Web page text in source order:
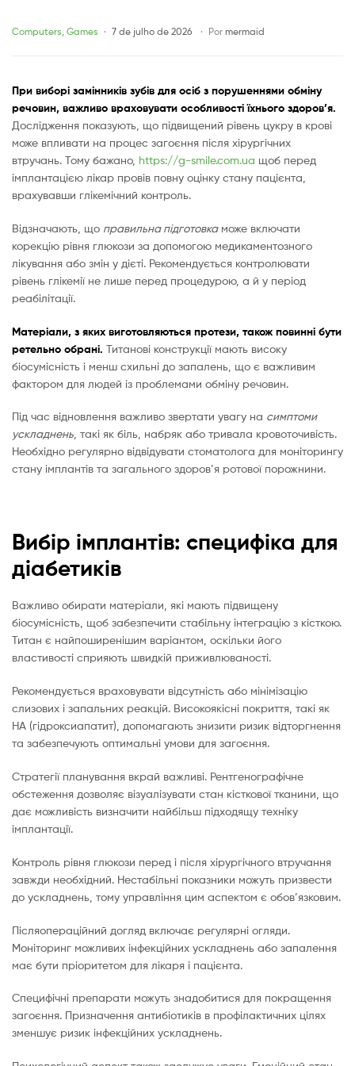
цукровим
нові
можливості
Categories
Computers, Games 7 de julho de 2026 Por mermaid
При виборі замінників зубів для осіб з порушеннями обміну
речовин, важливо враховувати особливості їхнього здоров’я.
Дослідження показують, що підвищений рівень цукру в крові
може впливати на процес загоєння після хірургічних
втручань. Тому бажано, https://g-smile.com.ua щоб перед
імплантацією лікар провів повну оцінку стану пацієнта,
врахувавши глікемічний контроль.
Відзначають, що правильна підготовкаможе включати
корекцію рівня глюкози за допомогою медикаментозного
лікування або змін у дієті. Рекомендується контролювати
рівень глікемії не лише перед процедурою, а й у період
реабілітації.
Матеріали, з яких виготовляються протези, також повинні бути
ретельно обрані. Титанові конструкції мають високу
біосумісність і менш схильні до запалень, що є важливим
фактором для людей із проблемами обміну речовин.
Під час відновлення важливо звертати увагу на симптоми
ускладнень , такі як біль, набряк або тривала кровоточивість.
Необхідно регулярно відвідувати стоматолога для моніторингу
стану імплантів та загального здоров’я ротової порожнини.
Вибір імплантів: специфіка для
діабетиків
Важливо обирати матеріали, які мають підвищену
біосумісність, щоб забезпечити стабільну інтеграцію з кісткою.
Титан є найпоширенішим варіантом, оскільки його
властивості сприяють швидкій приживлюваності.
Рекомендується враховувати відсутність або мінімізацію
слизових і запальних реакцій. Високоякісні покриття, такі як
HA (гідроксиапатит), допомагають знизити ризик відторгнення
та забезпечують оптимальні умови для загоєння.
Стратегії планування вкрай важливі. Рентгенографічне
обстеження дозволяє візуалізувати стан кісткової тканини, що
дає можливість визначити найбільш підходящу техніку
імплантації.
Контроль рівня глюкози перед і після хірургічного втручання
завжди необхідний. Нестабільні показники можуть призвести
до ускладнень, тому управління цим аспектом є обов’язковим.
Післяопераційний догляд включає регулярні огляди.
Моніторинг можливих інфекційних ускладнень або запалення
має бути пріоритетом для лікаря і пацієнта.
Специфічні препарати можуть знадобитися для покращення
загоєння. Призначення антибіотиків в профілактичних цілях
зменшує ризик інфекційних ускладнень.